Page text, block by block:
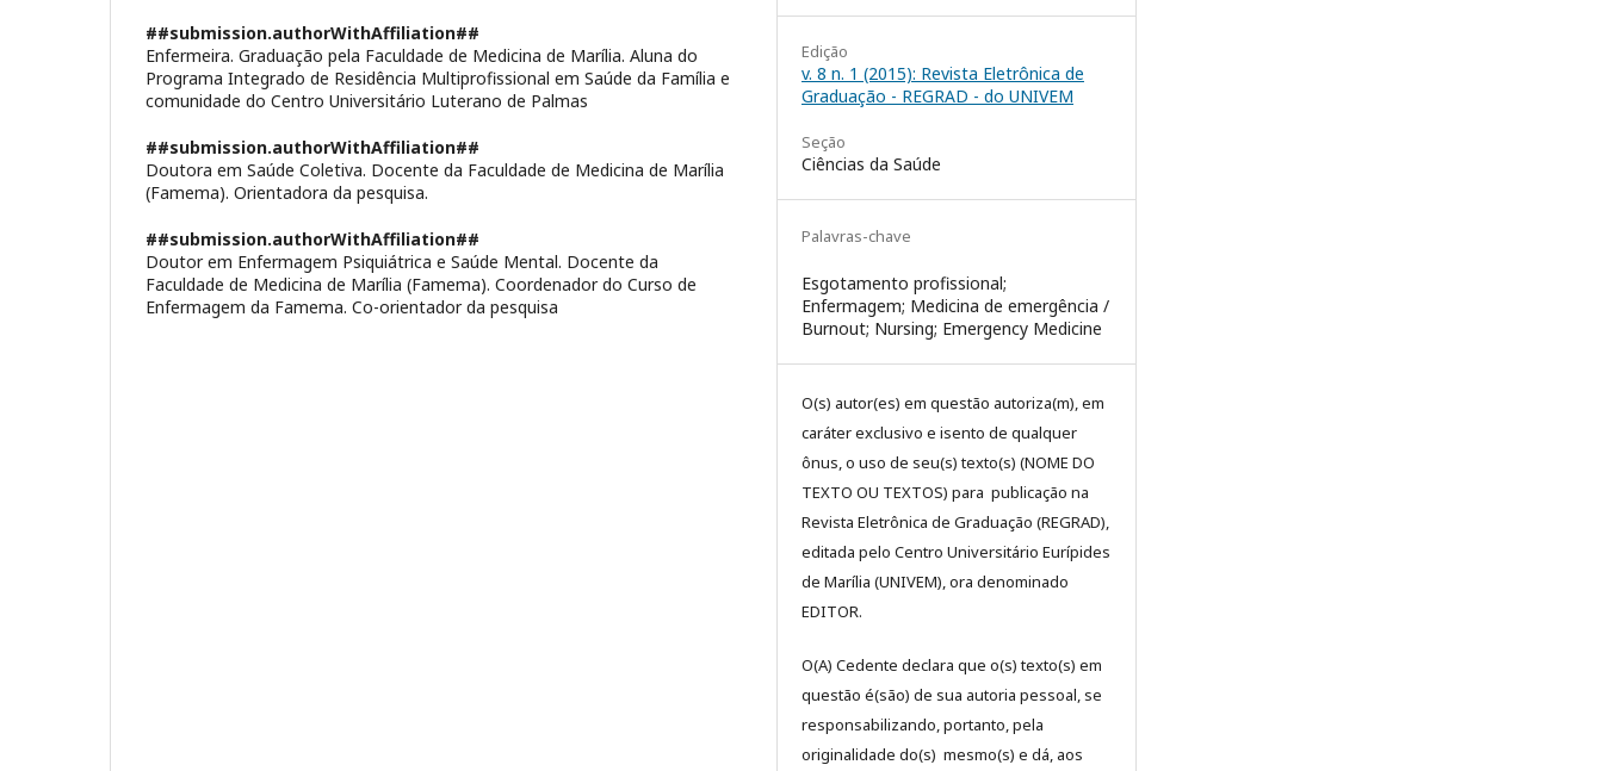
##submission.authorWithAffiliation##
Enfermeira. Graduação pela Faculdade de Medicina de Marília. Aluna do
Programa Integrado de Residência Multiprofissional em Saúde da Família e
comunidade do Centro Universitário Luterano de Palmas
##submission.authorWithAffiliation##
Doutora em Saúde Coletiva. Docente da Faculdade de Medicina de Marília
(Famema). Orientadora da pesquisa.
##submission.authorWithAffiliation##
Doutor em Enfermagem Psiquiátrica e Saúde Mental. Docente da
Faculdade de Medicina de Marília (Famema). Coordenador do Curso de
Enfermagem da Famema. Co-orientador da pesquisa
Edição
v. 8 n. 1 (2015): Revista Eletrônica de
Graduação - REGRAD - do UNIVEM
Seção
Ciências da Saúde
Palavras-chave
Esgotamento profissional;
Enfermagem; Medicina de emergência /
Burnout; Nursing; Emergency Medicine
O(s) autor(es) em questão autoriza(m), em
caráter exclusivo e isento de qualquer
ônus, o uso de seu(s) texto(s) (NOME DO
TEXTO OU TEXTOS) para publicação na
Revista Eletrônica de Graduação (REGRAD),
editada pelo Centro Universitário Eurípides
de Marília (UNIVEM), ora denominado
EDITOR.
O(A) Cedente declara que o(s) texto(s) em
questão é(são) de sua autoria pessoal, se
responsabilizando, portanto, pela
originalidade do(s) mesmo(s) e dá, aos